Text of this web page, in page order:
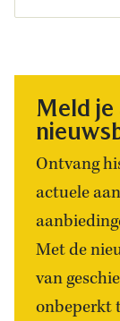
Meld je
Ontvang
actuele
Met de
van
onbeperkt